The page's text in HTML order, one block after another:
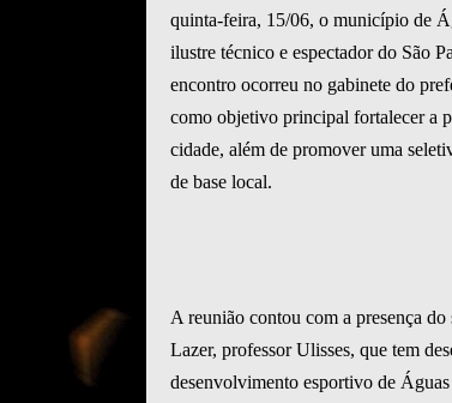
quinta-feira, 15/06, o município de
ilustre técnico e espectador do São
encontro ocorreu no gabinete do
como objetivo principal fortalecer a
cidade, além de promover uma
de base local.
A reunião contou com a presença do
Lazer, professor Ulisses, que tem
desenvolvimento esportivo de